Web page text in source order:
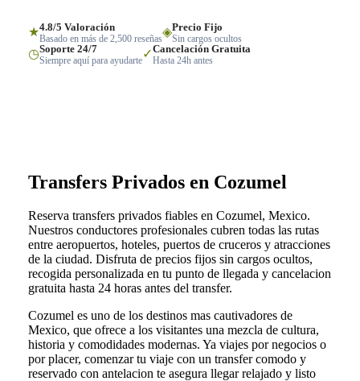
★4.8/5 Valoración
Basado en más de 2,500 reseñas◈Precio Fijo
Sin cargos ocultos
◷Soporte 24/7
Siempre aquí para ayudarte✓Cancelación Gratuita
Hasta 24h antes
Transfers Privados en Cozumel
Reserva transfers privados fiables en Cozumel, Mexico.
Nuestros conductores profesionales cubren todas las rutas
entre aeropuertos, hoteles, puertos de cruceros y atracciones
de la ciudad. Disfruta de precios fijos sin cargos ocultos,
recogida personalizada en tu punto de llegada y cancelacion
gratuita hasta 24 horas antes del transfer.
Cozumel es uno de los destinos mas cautivadores de
Mexico, que ofrece a los visitantes una mezcla de cultura,
historia y comodidades modernas. Ya viajes por negocios o
por placer, comenzar tu viaje con un transfer comodo y
reservado con antelacion te asegura llegar relajado y listo